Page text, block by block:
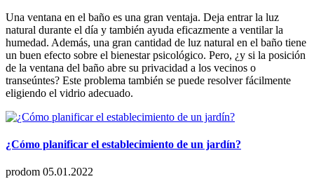
Una ventana en el baño es una gran ventaja. Deja entrar la luz
natural durante el día y también ayuda eficazmente a ventilar la
humedad. Además, una gran cantidad de luz natural en el baño tiene
un buen efecto sobre el bienestar psicológico. Pero, ¿y si la posición
de la ventana del baño abre su privacidad a los vecinos o
transeúntes? Este problema también se puede resolver fácilmente
eligiendo el vidrio adecuado.
¿Cómo planificar el establecimiento de un jardín?
prodom 05.01.2022